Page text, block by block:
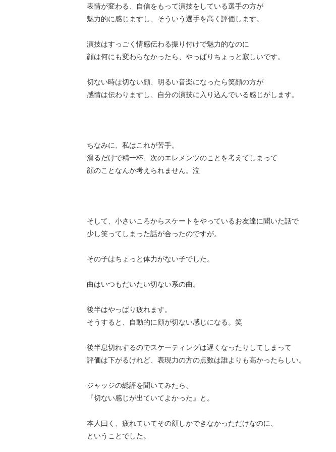
表情が変わる、自信をもって演技をしている選手の方が
魅力的に感じますし、そういう選手を高く評価します。
演技はすっごく情感伝わる振り付けで魅力的なのに
顔は何にも変わらなかったら、やっぱりちょっと寂しいです。
切ない時は切ない顔、明るい音楽になったら笑顔の方が
感情は伝わりますし、自分の演技に入り込んでいる感じがします。
ちなみに、私はこれが苦手。
滑るだけで精一杯、次のエレメンツのことを考えてしまって
顔のことなんか考えられません。泣
そして、小さいころからスケートをやっているお友達に聞いた話で
少し笑ってしまった話が合ったのですが。
その子はちょっと体力がない子でした。
曲はいつもだいたい切ない系の曲。
後半はやっぱり疲れます。
そうすると、自動的に顔が切ない感じになる。笑
後半息切れするのでスケーティングは遅くなったりしてしまって
評価は下がるけれど、表現力の方の点数は誰よりも高かったらしい。
ジャッジの総評を聞いてみたら、
『切ない感じが出ていてよかった』と。
本人曰く、疲れていてその顔しかできなかっただけなのに、
ということでした。